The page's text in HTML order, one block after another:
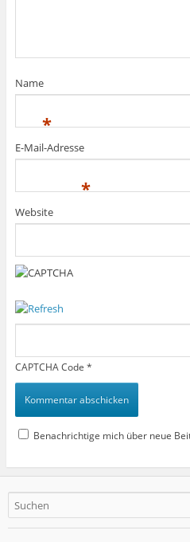
Name
*
E-Mail-Adresse
*
Website
CAPTCHA Code *
Benachrichtige mich über neue